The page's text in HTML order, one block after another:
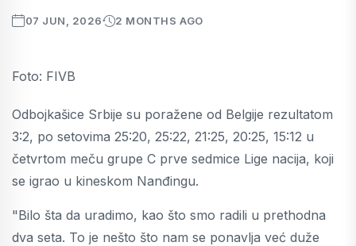
07 JUN, 2026 2 MONTHS AGO
Foto: FIVB
Odbojkašice Srbije su poražene od Belgije rezultatom
3:2, po setovima 25:20, 25:22, 21:25, 20:25, 15:12 u
četvrtom meču grupe C prve sedmice Lige nacija, koji
se igrao u kineskom Nanđingu.
"Bilo šta da uradimo, kao što smo radili u prethodna
dva seta. To je nešto što nam se ponavlja već duže